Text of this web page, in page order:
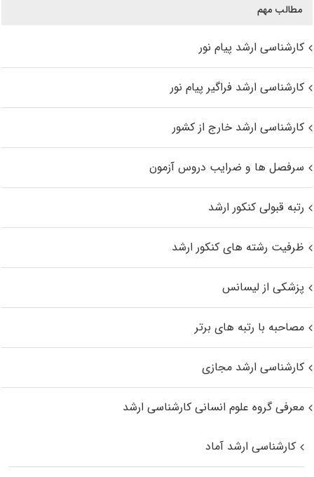
مطالب مهم
کارشناسی ارشد پیام نور
کارشناسی ارشد فراگیر پیام نور
کارشناسی ارشد خارج از کشور
سرفصل ها و ضرایب دروس آزمون
رتبه قبولی کنکور ارشد
ظرفیت رشته های کنکور ارشد
پزشکی از لیسانس
مصاحبه با رتبه های برتر
کارشناسی ارشد مجازی
معرفی گروه علوم انسانی کارشناسی ارشد
کارشناسی ارشد آماد